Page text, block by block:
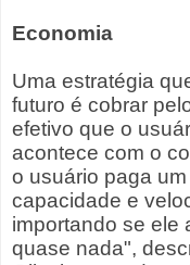
Economia
Uma estratégia
futuro é cobrar
efetivo que o
acontece com o
o usuário paga
capacidade e
importando se ele
quase nada",